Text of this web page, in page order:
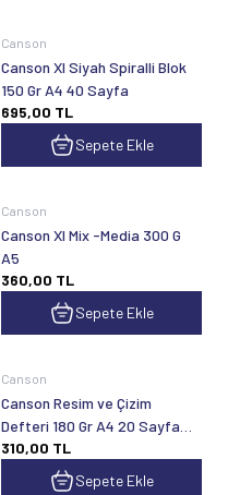
Canson
Canson Xl Siyah Spiralli Blok
150 Gr A4 40 Sayfa
695,00 TL
Sepete Ekle
Canson
Canson Xl Mix -Media 300 G
A5
360,00 TL
Sepete Ekle
Canson
Canson Resim ve Çizim
Defteri 180 Gr A4 20 Sayfa
Üstten Spiralli
310,00 TL
Sepete Ekle